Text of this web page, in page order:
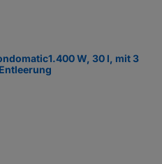
1.400 W, 30 l, mit 3